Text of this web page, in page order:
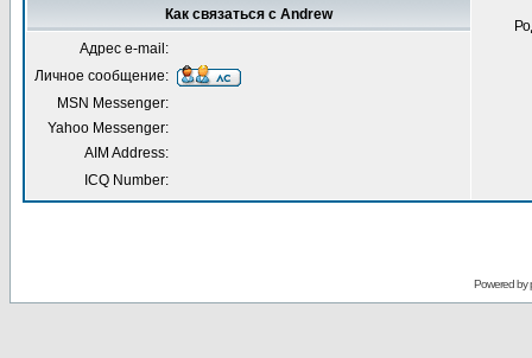
Как связаться с Andrew
Адрес e-mail:
Личное сообщение:
MSN Messenger:
Yahoo Messenger:
AIM Address:
ICQ Number:
Powered by